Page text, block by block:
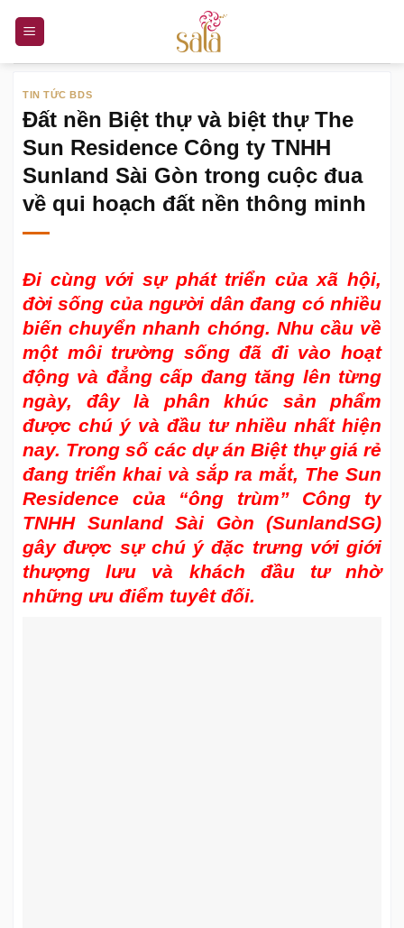
nội
TIN TỨC BDS
Đất nền Biệt thự và biệt thự The
Sun Residence Công ty TNHH
Sunland Sài Gòn trong cuộc đua
về qui hoạch đất nền thông minh
Đi cùng với sự phát triển của xã hội,
đời sống của người dân đang có nhiều
biến chuyển nhanh chóng. Nhu cầu về
một môi trường sống đã đi vào hoạt
động và đẳng cấp đang tăng lên từng
ngày, đây là phân khúc sản phẩm
được chú ý và đầu tư nhiều nhất hiện
nay. Trong số các dự án Biệt thự giá rẻ
đang triển khai và sắp ra mắt, The Sun
Residence của “ông trùm” Công ty
TNHH Sunland Sài Gòn (SunlandSG)
gây được sự chú ý đặc trưng với giới
thượng lưu và khách đầu tư nhờ
những ưu điểm tuyêt đối.